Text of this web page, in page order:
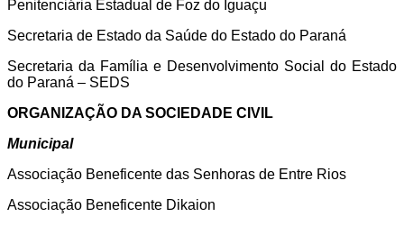
Penitenciária Estadual de Foz do Iguaçu
Secretaria de Estado da Saúde do Estado do Paraná
Secretaria da Família e Desenvolvimento Social do Estado
do Paraná – SEDS
ORGANIZAÇÃO DA SOCIEDADE CIVIL
Municipal
Associação Beneficente das Senhoras de Entre Rios
Associação Beneficente Dikaion